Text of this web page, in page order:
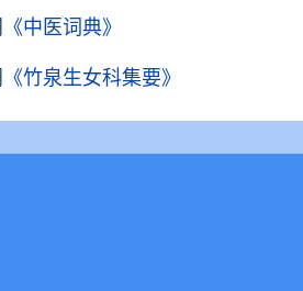
《中医词典》
《竹泉生女科集要》